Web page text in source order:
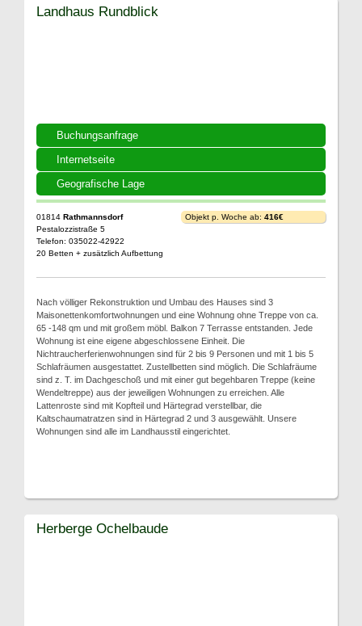
Buchungsanfrage
Internetseite
Geografische Lage
Landhaus Rundblick
01814 Rathmannsdorf
Pestalozzistraße 5
Telefon: 035022-42922
20 Betten + zusätzlich Aufbettung
Objekt p. Woche ab: 416€
Nach völliger Rekonstruktion und Umbau des Hauses sind 3
Maisonettenkomfortwohnungen und eine Wohnung ohne Treppe von ca.
65 -148 qm und mit großem möbl. Balkon 7 Terrasse entstanden. Jede
Wohnung ist eine eigene abgeschlossene Einheit. Die
Nichtraucherferienwohnungen sind für 2 bis 9 Personen und mit 1 bis 5
Schlafräumen ausgestattet. Zustellbetten sind möglich. Die Schlafräume
sind z. T. im Dachgeschoß und mit einer gut begehbaren Treppe (keine
Wendeltreppe) aus der jeweiligen Wohnungen zu erreichen. Alle
Lattenroste sind mit Kopfteil und Härtegrad verstellbar, die
Kaltschaumatratzen sind in Härtegrad 2 und 3 ausgewählt. Unsere
Wohnungen sind alle im Landhausstil eingerichtet.
Herberge Ochelbaude